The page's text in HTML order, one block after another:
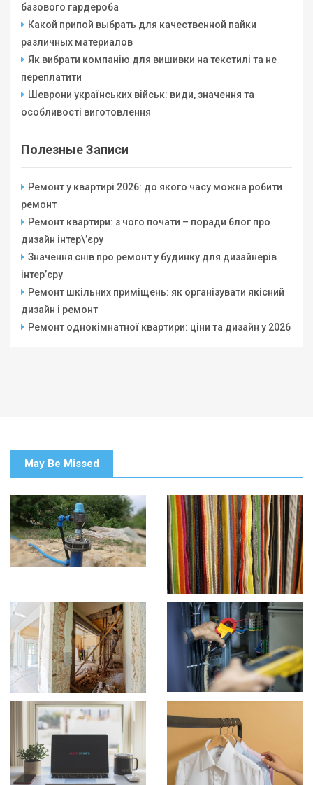
базового гардероба
Какой припой выбрать для качественной пайки
различных материалов
Як вибрати компанію для вишивки на текстилі та не
переплатити
Шеврони українських військ: види, значення та
особливості виготовлення
Полезные Записи
Ремонт у квартирі 2026: до якого часу можна робити
ремонт
Ремонт квартири: з чого почати – поради блог про
дизайн інтер\’єру
Значення снів про ремонт у будинку для дизайнерів
інтер’єру
Ремонт шкільних приміщень: як організувати якісний
дизайн і ремонт
Ремонт однокімнатної квартири: ціни та дизайн у 2026
May Be Missed